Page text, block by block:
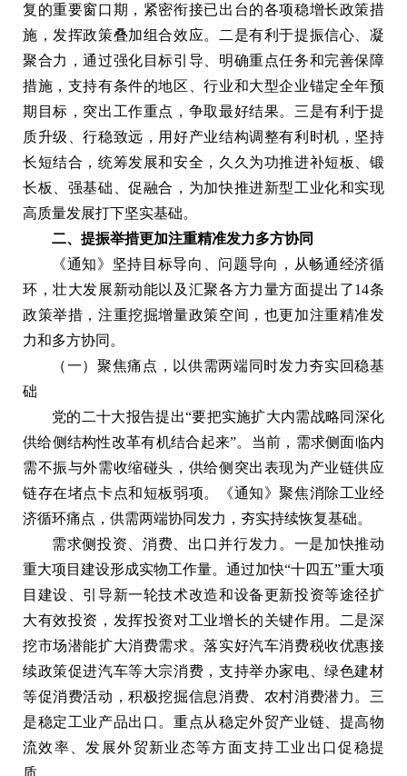
复的重要窗口期，紧密衔接已出台的各项稳增长政策措
施，发挥政策叠加组合效应。二是有利于提振信心、凝
聚合力，通过强化目标引导、明确重点任务和完善保障
措施，支持有条件的地区、行业和大型企业锚定全年预
期目标，突出工作重点，争取最好结果。三是有利于提
质升级、行稳致远，用好产业结构调整有利时机，坚持
长短结合，统筹发展和安全，久久为功推进补短板、锻
长板、强基础、促融合，为加快推进新型工业化和实现
高质量发展打下坚实基础。
二、提振举措更加注重精准发力多方协同
《通知》坚持目标导向、问题导向，从畅通经济循
环，壮大发展新动能以及汇聚各方力量方面提出了14条
政策举措，注重挖掘增量政策空间，也更加注重精准发
力和多方协同。
（一）聚焦痛点，以供需两端同时发力夯实回稳基
础
党的二十大报告提出“要把实施扩大内需战略同深化
供给侧结构性改革有机结合起来”。当前，需求侧面临内
需不振与外需收缩碰头，供给侧突出表现为产业链供应
链存在堵点卡点和短板弱项。《通知》聚焦消除工业经
济循环痛点，供需两端协同发力，夯实持续恢复基础。
需求侧投资、消费、出口并行发力。一是加快推动
重大项目建设形成实物工作量。通过加快“十四五”重大项
目建设、引导新一轮技术改造和设备更新投资等途径扩
大有效投资，发挥投资对工业增长的关键作用。二是深
挖市场潜能扩大消费需求。落实好汽车消费税收优惠接
续政策促进汽车等大宗消费，支持举办家电、绿色建材
等促消费活动，积极挖掘信息消费、农村消费潜力。三
是稳定工业产品出口。重点从稳定外贸产业链、提高物
流效率、发展外贸新业态等方面支持工业出口促稳提
质。